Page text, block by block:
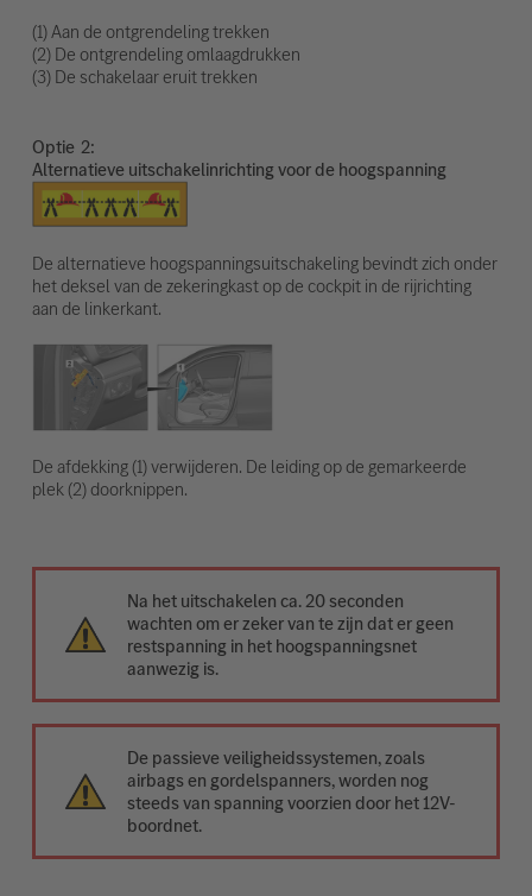
(1) Aan de ontgrendeling trekken
(2) De ontgrendeling omlaagdrukken
(3) De schakelaar eruit trekken
Optie
Alternatieve uitschakelinrichting voor de hoogspanning
De alternatieve hoogspanningsuitschakeling bevindt zich onder
het deksel van de zekeringkast op de cockpit in de rijrichting
aan de linkerkant.
De afdekking (1) verwijderen. De leiding op de gemarkeerde
plek (2) doorknippen.
Na het uitschakelen ca. 20 seconden
wachten om er zeker van te zijn dat er geen
restspanning in het hoogspanningsnet
aanwezig is.
De passieve veiligheidssystemen, zoals
airbags en gordelspanners, worden nog
steeds van spanning voorzien door het 12V-
boordnet.